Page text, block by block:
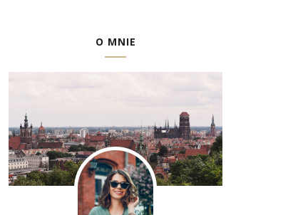
O MNIE